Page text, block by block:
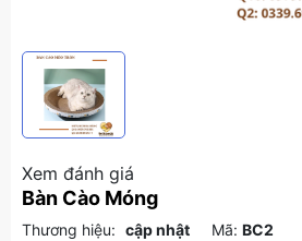
Xem đánh giá
Bàn Cào Móng
Thương hiệu: cập nhật Mã: BC2